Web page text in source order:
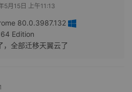
5月15日 上午11:13
80.0.3987.132
Edition
，全部迁移天翼云了